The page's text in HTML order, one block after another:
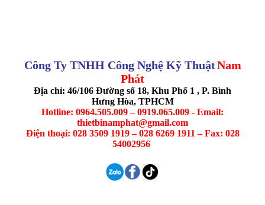
Công Ty TNHH Công Nghệ Kỹ ThuậtNam
Phát
Địa chỉ: 46/106 Đường số 18, Khu Phố 1 , P. Bình
Hưng Hòa, TPHCM
Hotline: 0964.505.009 – 0919.065.009 - Email:
thietbinamphat@gmail.com
Điện thoại: 028 3509 1919 – 028 6269 1911 – Fax: 028
54002956